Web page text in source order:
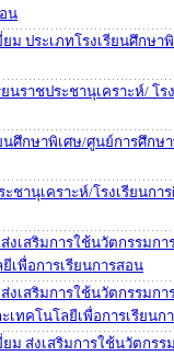
น
ม ประเภทโรงเรียนศึกษ
นราชประชานุเคราะห์/ โ
นศึกษาพิเศษ/ศูนย์การศึก
ชานุเคราะห์/โรงเรียนก
เสริมการใช้นวัตกรรมก
เพื่อการเรียนการสอน
เสริมการใช้นวัตกรรมกา
ทคโนโลยีเพื่อการเรียนก
ม ส่งเสริมการใช้นวัตกรร